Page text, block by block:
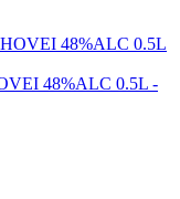
48%ALC 0.5L -